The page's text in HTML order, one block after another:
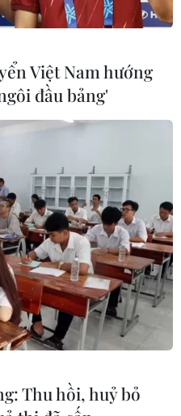
Việt Nam hướng
đầu bảng'
Thu hồi, huỷ bỏ